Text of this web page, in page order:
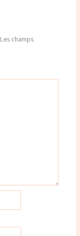
Les champs